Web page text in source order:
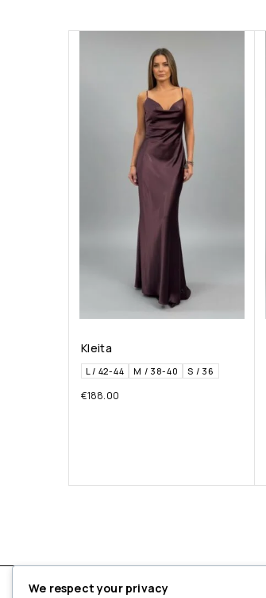
Kleita
L / 42-44 M / 38-40 S / 36
€188.00
We respect your privacy